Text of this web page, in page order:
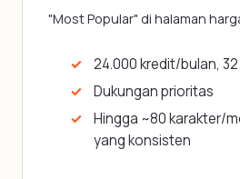
"Most Popular" di halaman
24.000 kredit/bulan,
Dukungan prioritas
Hingga ~80 karakter/
yang konsisten